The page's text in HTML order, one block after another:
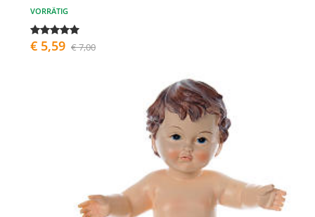
VORRÄTIG
€ 5,59 € 7,00